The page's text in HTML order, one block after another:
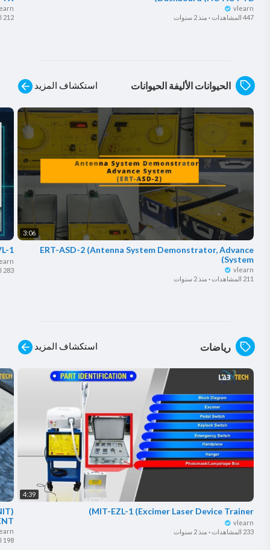
212 المشاهدات
vlearn
447 المشاهدات
· منذ 2 سنوات
الحيوانات الأليفة الحيوانات استكشاف المزيد
1)
283 المشاهدات
3:06
ERT-ASD-2 (Antenna System Demonstrator, Advance
System)
vlearn
211 المشاهدات
· منذ 2 سنوات
رياضات استكشاف المزيد
198 المشاهدات
4:39
MIT-EZL-1 (Excimer Laser Device Trainer)
vlearn
233 المشاهدات
· منذ 2 سنوات